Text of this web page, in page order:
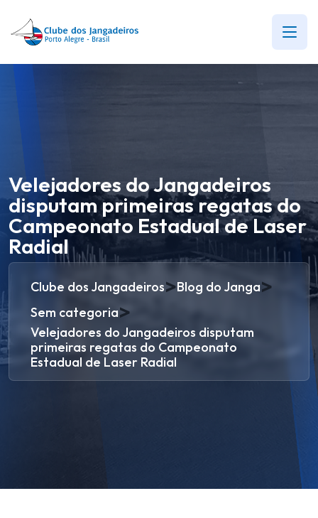
Velejadores do Jangadeiros
disputam primeiras regatas do
Campeonato Estadual de Laser
Radial
Clube dos Jangadeiros>Blog do Janga>
Sem categoria>
Velejadores do Jangadeiros disputam
primeiras regatas do Campeonato
Estadual de Laser Radial